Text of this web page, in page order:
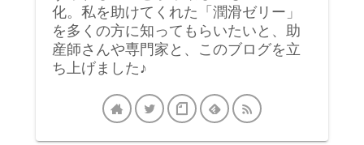
化。私を助けてくれた「潤滑ゼリー」
を多くの方に知ってもらいたいと、助
産師さんや専門家と、このブログを立
ち上げました♪